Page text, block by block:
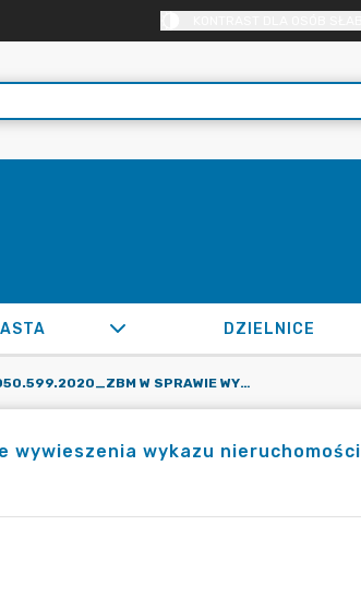
DZIELNICE
OR.0050.599.2020_ZBM W SPRAWIE WYWIESZENIA WYKAZU NIERUCHOMOŚCI
wywieszenia wykazu nieruchomości